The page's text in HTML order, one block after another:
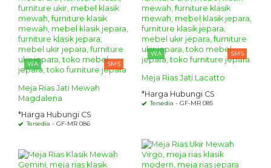
WA SMS
Meja Rias Jati Mewah
Magdalena
*Harga Hubungi CS
Tersedia - GF-MR 086
WA SMS
Meja Rias Jati Lacatto
*Harga Hubungi CS
Tersedia - GF-MR 085